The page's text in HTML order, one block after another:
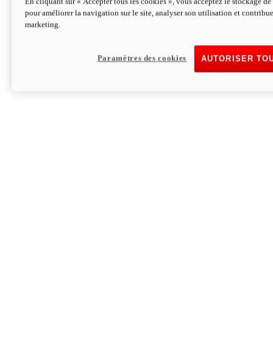
Hypermotard V2 SP 100
Découvrez-le
pour améliorer la navigation sur le site, analyser son utilisation et
marketing.
AUTORISER
Paramètres des cookies